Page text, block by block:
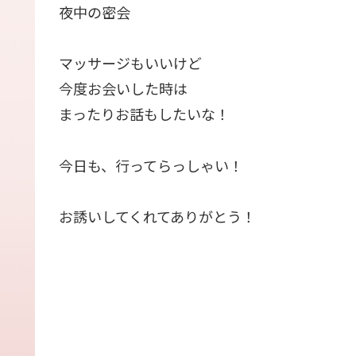
夜中の密会
マッサージもいいけど
今度お会いした時は
まったりお話もしたいな！
今日も、行ってらっしゃい！
お誘いしてくれてありがとう！